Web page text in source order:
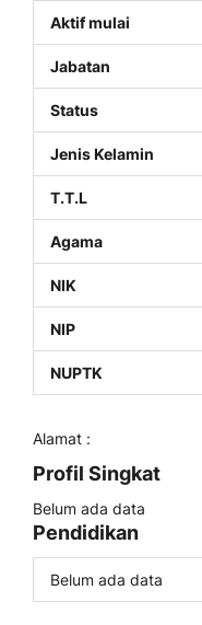
Aktif mulai
Jabatan
Status
Jenis Kelamin
T.T.L
Agama
NIK
NIP
NUPTK
Alamat :
Profil Singkat
Belum ada data
Pendidikan
Belum ada data